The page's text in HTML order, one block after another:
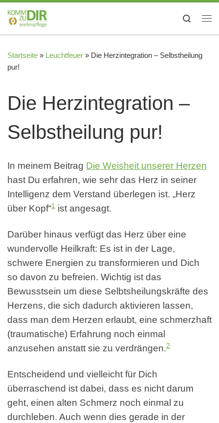
Zum Inhalt springen
Search
Startseite » Leuchtfeuer » Die Herzintegration – Selbstheilung
pur!
Die Herzintegration –
Selbstheilung pur!
In meinem Beitrag Die Weisheit unserer Herzen
hast Du erfahren, wie sehr das Herz in seiner
Intelligenz dem Verstand überlegen ist. „Herz
über Kopf“1 ist angesagt.
Darüber hinaus verfügt das Herz über eine
wundervolle Heilkraft: Es ist in der Lage,
schwere Energien zu transformieren und Dich
so davon zu befreien. Wichtig ist das
Bewusstsein um diese Selbtsheilungskräfte des
Herzens, die sich dadurch aktivieren lassen,
dass man dem Herzen erlaubt, eine schmerzhaft
(traumatische) Erfahrung noch einmal
anzusehen anstatt sie zu verdrängen.2
Entscheidend und vielleicht für Dich
überraschend ist dabei, dass es nicht darum
geht, einen alten Schmerz noch einmal zu
durchleben. Auch wenn dies gerade in der